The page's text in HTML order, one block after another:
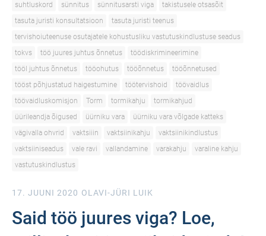
suhtluskord
sünnitus sünnitusarsti viga
takistusele otsasõit
tasuta juristi konsultatsioon
tasuta juristi teenus
tervishoiuteenuse osutajatele kohustusliku vastutuskindlustuse seadus
tokvs
töö juures juhtus õnnetus
töödiskrimineerimine
tööl juhtus õnnetus
tööohutus tööõnnetus
tööõnnetused
tööst põhjustatud haigestumine
töötervishoid
töövaidlus
töövaidluskomisjon
Torm tormikahju
tormikahjud
üürileandja õigused
üürniku vara
üürniku vara võlgade katteks
vägivalla ohvrid
vaktsiiin vaktsiinikahju
vaktsiinikindlustus
vaktsiiniseadus
vale ravi vallandamine varakahju
varaline kahju
vastutuskindlustus
17. JUUNI 2020 OLAVI-JÜRI LUIK
Said töö juures viga? Loe,